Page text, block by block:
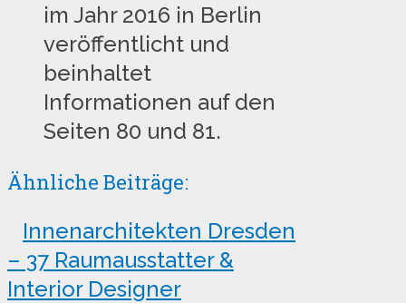
im Jahr 2016 in Berlin
veröffentlicht und
beinhaltet
Informationen auf den
Seiten 80 und 81.
Ähnliche Beiträge:
Innenarchitekten Dresden
– 37 Raumausstatter &
Interior Designer